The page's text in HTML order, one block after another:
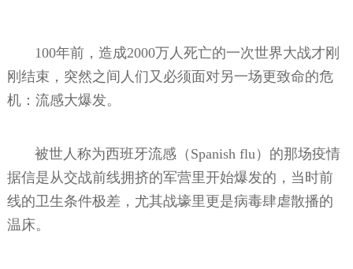
100年前，造成2000万人死亡的一次世界大战才刚
刚结束，突然之间人们又必须面对另一场更致命的危
机：流感大爆发。
被世人称为西班牙流感（Spanish flu）的那场疫情
据信是从交战前线拥挤的军营里开始爆发的，当时前
线的卫生条件极差，尤其战壕里更是病毒肆虐散播的
温床。